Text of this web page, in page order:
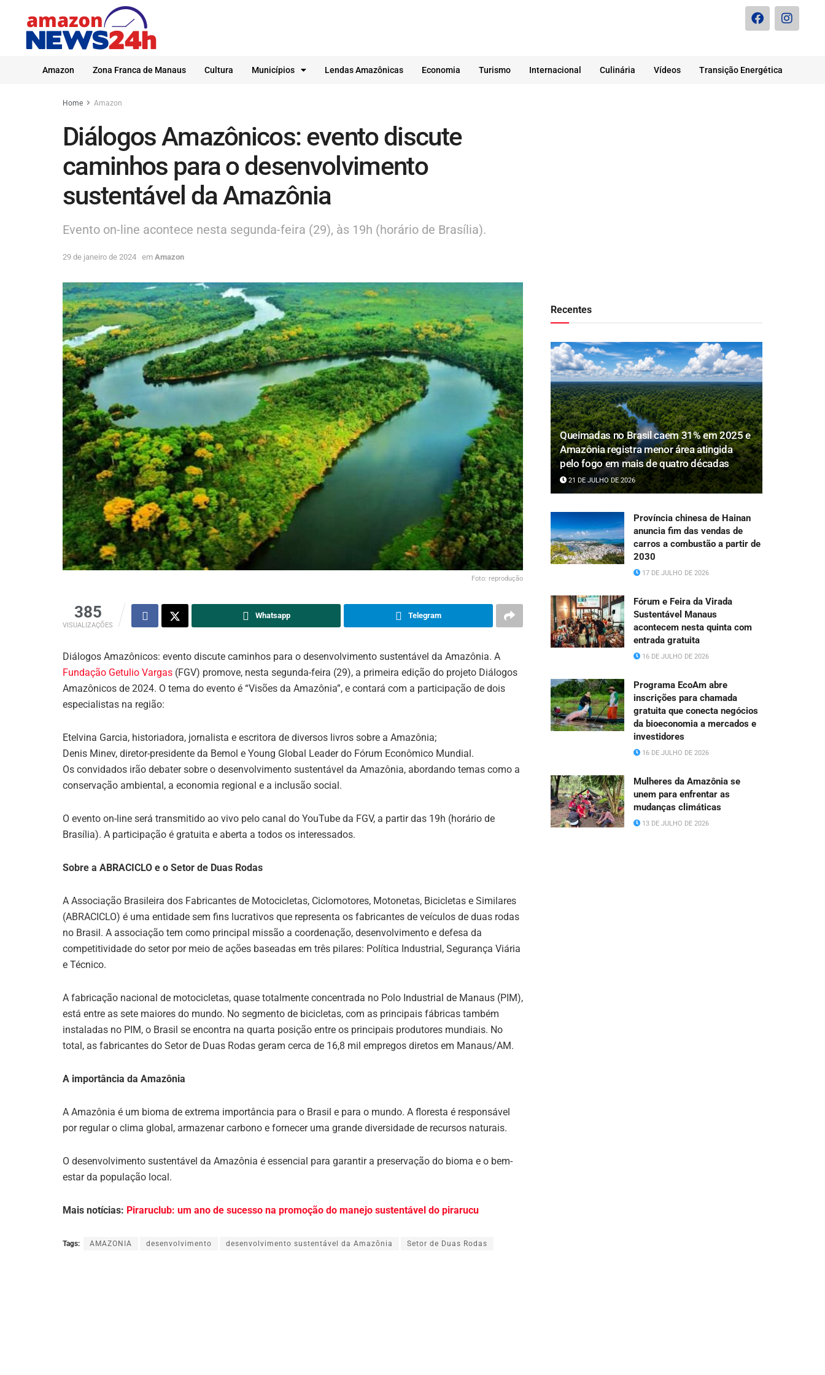
Amazon Zona Franca de Manaus Cultura Municípios Lendas Amazônicas Economia Turismo Internacional Culinária Vídeos Transição Energética
Home Amazon
Diálogos Amazônicos: evento discute
caminhos para o desenvolvimento
sustentável da Amazônia
Evento on-line acontece nesta segunda-feira (29), às 19h (horário de Brasília).
29 de janeiro de 2024 em Amazon
Foto: reprodução
385
VISUALIZAÇÕES
Whatsapp Telegram
Diálogos Amazônicos: evento discute caminhos para o desenvolvimento sustentável da Amazônia. A
Fundação Getulio Vargas (FGV) promove, nesta segunda-feira (29), a primeira edição do projeto Diálogos
Amazônicos de 2024. O tema do evento é “Visões da Amazônia”, e contará com a participação de dois
especialistas na região:
Etelvina Garcia, historiadora, jornalista e escritora de diversos livros sobre a Amazônia;
Denis Minev, diretor-presidente da Bemol e Young Global Leader do Fórum Econômico Mundial.
Os convidados irão debater sobre o desenvolvimento sustentável da Amazônia, abordando temas como a
conservação ambiental, a economia regional e a inclusão social.
O evento on-line será transmitido ao vivo pelo canal do YouTube da FGV, a partir das 19h (horário de
Brasília). A participação é gratuita e aberta a todos os interessados.
Sobre a ABRACICLO e o Setor de Duas Rodas
A Associação Brasileira dos Fabricantes de Motocicletas, Ciclomotores, Motonetas, Bicicletas e Similares
(ABRACICLO) é uma entidade sem fins lucrativos que representa os fabricantes de veículos de duas rodas
no Brasil. A associação tem como principal missão a coordenação, desenvolvimento e defesa da
competitividade do setor por meio de ações baseadas em três pilares: Política Industrial, Segurança Viária
e Técnico.
A fabricação nacional de motocicletas, quase totalmente concentrada no Polo Industrial de Manaus (PIM),
está entre as sete maiores do mundo. No segmento de bicicletas, com as principais fábricas também
instaladas no PIM, o Brasil se encontra na quarta posição entre os principais produtores mundiais. No
total, as fabricantes do Setor de Duas Rodas geram cerca de 16,8 mil empregos diretos em Manaus/AM.
A importância da Amazônia
A Amazônia é um bioma de extrema importância para o Brasil e para o mundo. A floresta é responsável
por regular o clima global, armazenar carbono e fornecer uma grande diversidade de recursos naturais.
O desenvolvimento sustentável da Amazônia é essencial para garantir a preservação do bioma e o bem-
estar da população local.
Mais notícias: Piraruclub: um ano de sucesso na promoção do manejo sustentável do pirarucu
Tags: AMAZONIA desenvolvimento desenvolvimento sustentável da Amazônia Setor de Duas Rodas
Recentes
Queimadas no Brasil caem 31% em 2025 e
Amazônia registra menor área atingida
pelo fogo em mais de quatro décadas
21 DE JULHO DE 2026
Província chinesa de Hainan
anuncia fim das vendas de
carros a combustão a partir de
2030
17 DE JULHO DE 2026
Fórum e Feira da Virada
Sustentável Manaus
acontecem nesta quinta com
entrada gratuita
16 DE JULHO DE 2026
Programa EcoAm abre
inscrições para chamada
gratuita que conecta negócios
da bioeconomia a mercados e
investidores
16 DE JULHO DE 2026
Mulheres da Amazônia se
unem para enfrentar as
mudanças climáticas
13 DE JULHO DE 2026